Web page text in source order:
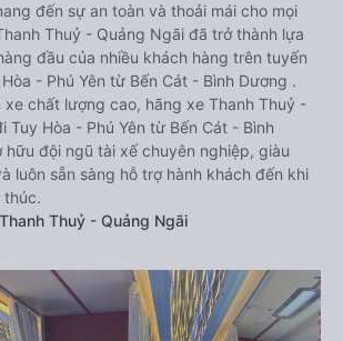
đến sự an toàn và thoải mái cho mọi
Thuỷ - Quảng Ngãi đã trở thành lựa
đầu của nhiều khách hàng trên tuyến
- Phú Yên từ Bến Cát - Bình Dương .
xe chất lượng cao, hãng xe Thanh Thuỷ -
Tuy Hòa - Phú Yên từ Bến Cát - Bình
hữu đội ngũ tài xế chuyên nghiệp, giàu
luôn sẵn sàng hỗ trợ hành khách đến khi
thúc.
Thuỷ - Quảng Ngãi